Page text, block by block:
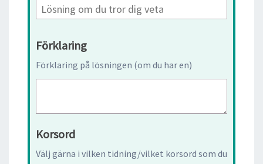
Förklaring
Förklaring på lösningen (om du har en)
Korsord
Välj gärna i vilken tidning/vilket korsord som du